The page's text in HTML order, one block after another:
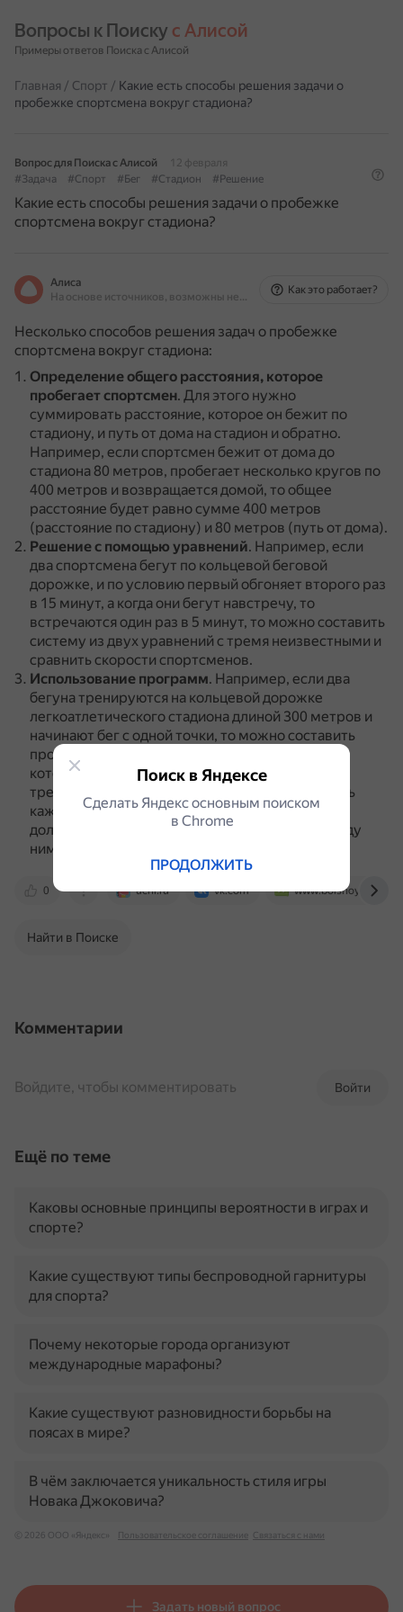
Вопросы к Поиску с Алисой
Примеры ответов Поиска с Алисой
Главная / Спорт / Какие есть способы решения задачи о
пробежке спортсмена вокруг стадиона?
Вопрос для Поиска с Алисой
12 февраля
#Задача
#Спорт #Бег #Стадион #Решение
Какие есть способы решения задачи о пробежке
спортсмена вокруг стадиона?
Алиса
На основе источников, возможны неточности
Как это работает?
Несколько способов решения задач о пробежке
спортсмена вокруг стадиона:
Определение общего расстояния, которое
пробегает спортсмен. Для этого нужно
суммировать расстояние, которое он бежит по
стадиону, и путь от дома на стадион и обратно.
Например, если спортсмен бежит от дома до
стадиона 80 метров, пробегает несколько кругов по
400 метров и возвращается домой, то общее
расстояние будет равно сумме 400 метров
(расстояние по стадиону) и 80 метров (путь от дома).
Решение с помощью уравнений. Например, если
два спортсмена бегут по кольцевой беговой
дорожке, и по условию первый обгоняет второго раз
в 15 минут, а когда они бегут навстречу, то
встречаются один раз в 5 минут, то можно составить
систему из двух уравнений с тремя неизвестными и
сравнить скорости спортсменов.
Использование программ. Например, если два
бегуна тренируются на кольцевой дорожке
легкоатлетического стадиона длиной 300 метров и
начинают бег с одной точки, то можно составить
программу, которая определит расстояние, на
которой окажутся бегуны друг от друга в конце
тренировки.
Входными данными будут скорость
каждого спортсмена и время, за которое они
должны бегать, а выходным — расстояние между
ними.
0 uchi.ru vk.com
Найти в Поиске
Комментарии
Войти
Войдите, чтобы комментировать
Ещё по теме
Каковы основные принципы вероятности в играх и
спорте?
Какие существуют типы беспроводной гарнитуры
для спорта?
Почему некоторые города организуют
международные марафоны?
Какие существуют разновидности борьбы на
поясах в мире?
В чём заключается уникальность стиля игры
Новака Джоковича?
© 2026 ООО «Яндекс» Пользовательское соглашение Связаться с нами
Задать новый вопрос
Поиск в Яндексе
Сделать Яндекс основным поиском
в Сhrome
ПРОДОЛЖИТЬ